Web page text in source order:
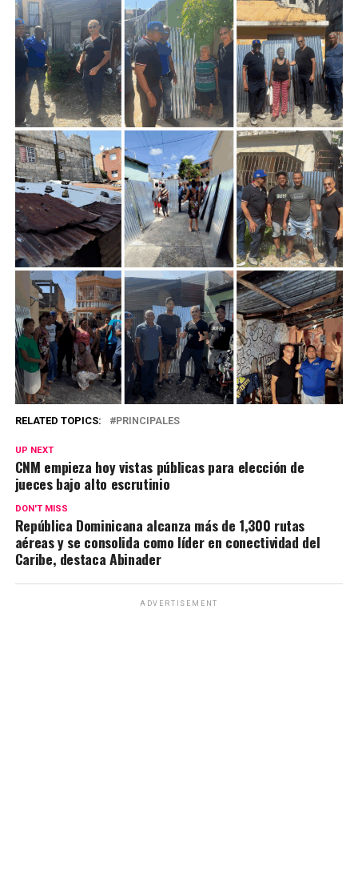
RELATED TOPICS: PRINCIPALES
UP NEXT
CNM empieza hoy vistas públicas para elección de
jueces bajo alto escrutinio
DON'T MISS
República Dominicana alcanza más de 1,300 rutas
aéreas y se consolida como líder en conectividad del
Caribe, destaca Abinader
ADVERTISEMENT